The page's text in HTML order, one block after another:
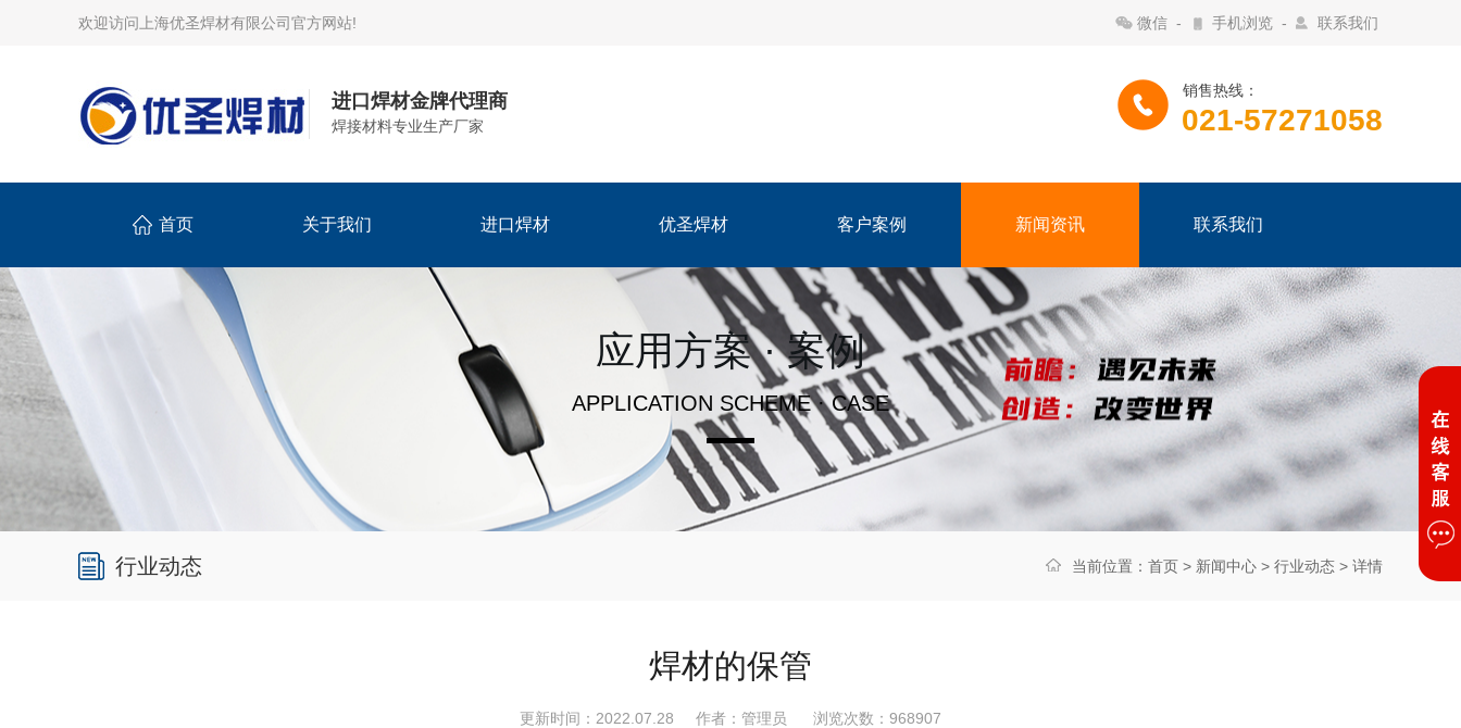
欢迎访问上海优圣焊材有限公司官方网站! 微信 - 手机浏览 - 联系我们
进口焊材金牌代理商
焊接材料专业生产厂家 021-57271058
销售热线：
首页 关于我们 进口焊材 优圣焊材 客户案例 新闻资讯 联系我们
应用方案 · 案例
APPLICATION SCHEME · CASE
行业动态 当前位置： 首页 > 新闻中心 > 行业动态 > 详情
焊材的保管
更新时间：2022.07.28 作者：管理员 浏览次数： 968907